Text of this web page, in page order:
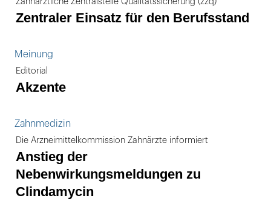
Zentraler Einsatz für den Berufsstand
Meinung
Editorial
Akzente
Zahnmedizin
Die Arzneimittelkommission Zahnärzte informiert
Anstieg der
Nebenwirkungsmeldungen zu
Clindamycin